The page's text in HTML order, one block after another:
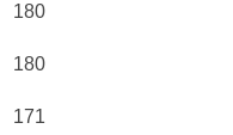
180
180
171